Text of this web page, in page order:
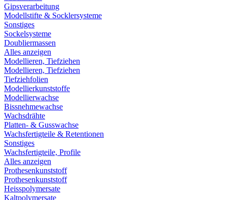
Gipsverarbeitung
Modellstifte & Socklersysteme
Sonstiges
Sockelsysteme
Doubliermassen
Alles anzeigen
Modellieren, Tiefziehen
Modellieren, Tiefziehen
Tiefziehfolien
Modellierkunststoffe
Modellierwachse
Bissnehmewachse
Wachsdrähte
Platten- & Gusswachse
Wachsfertigteile & Retentionen
Sonstiges
Wachsfertigteile, Profile
Alles anzeigen
Prothesenkunststoff
Prothesenkunststoff
Heisspolymersate
Kaltpolymersate